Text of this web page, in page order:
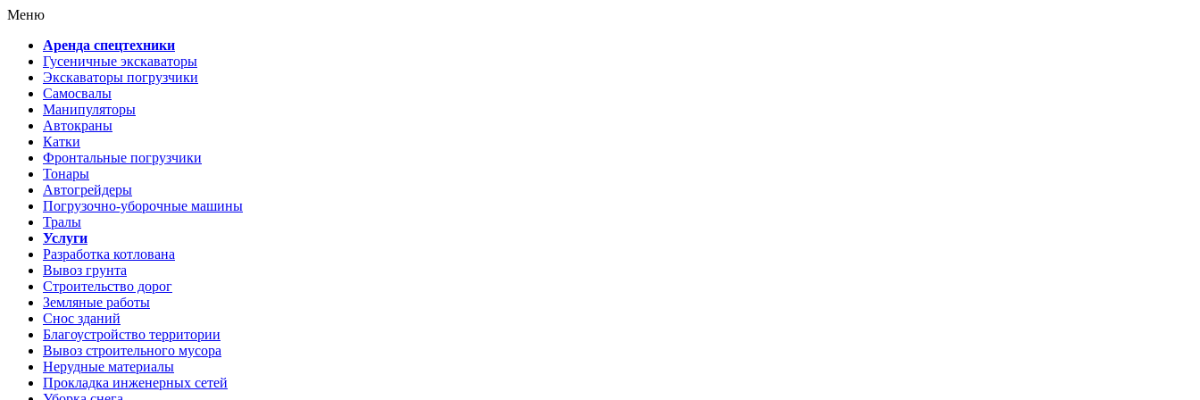
Меню
Аренда спецтехники
Гусеничные экскаваторы
Экскаваторы погрузчики
Самосвалы
Манипуляторы
Автокраны
Катки
Фронтальные погрузчики
Тонары
Автогрейдеры
Погрузочно-уборочные машины
Тралы
Услуги
Разработка котлована
Вывоз грунта
Строительство дорог
Земляные работы
Снос зданий
Благоустройство территории
Вывоз строительного мусора
Нерудные материалы
Прокладка инженерных сетей